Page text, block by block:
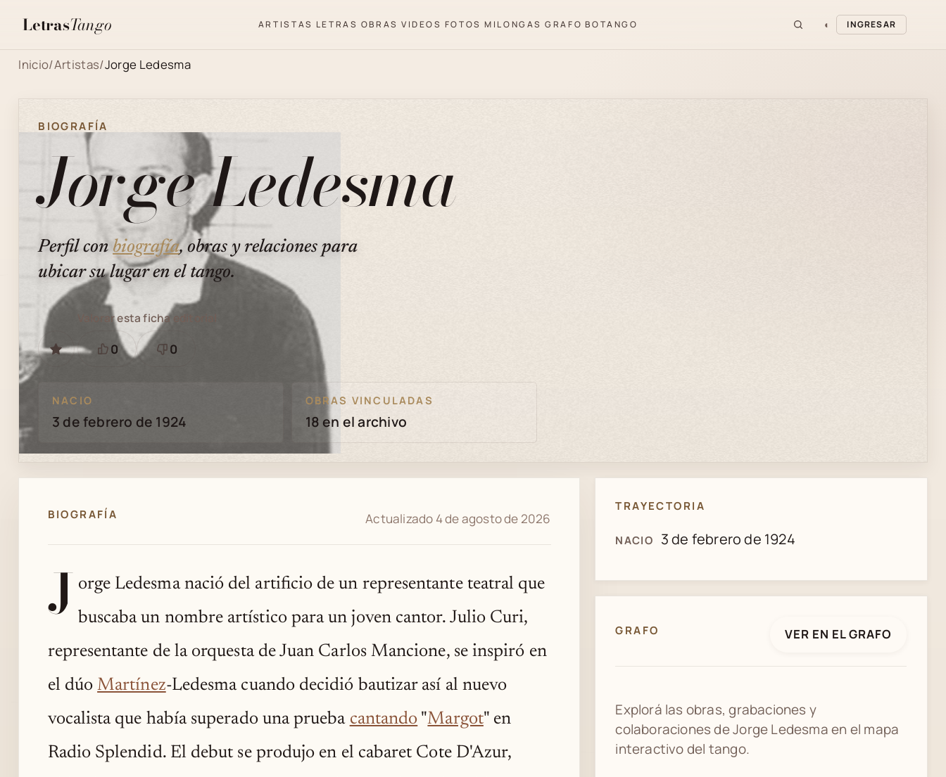
LetrasTango ARTISTAS LETRAS OBRAS VIDEOS FOTOS MILONGAS GRAFO BOTANGO ◐ INGRESAR
Inicio/Artistas/Jorge Ledesma
BIOGRAFÍA
Jorge Ledesma
Perfil con biografía, obras y relaciones para
ubicar su lugar en el tango.
GUARDAR
Valorar esta ficha editorial
Está
0
Necesita
0
NACIO
3 de febrero de 1924
OBRAS VINCULADAS
18 en el archivo
BIOGRAFÍA Actualizado 4 de agosto de 2026
J orge Ledesma nació del artificio de un representante teatral que
buscaba un nombre artístico para un joven cantor. Julio Curi,
representante de la orquesta de Juan Carlos Mancione, se inspiró en
el dúoMartínez-Ledesma cuando decidió bautizar así al nuevo
vocalista que había superado una prueba cantando "Margot" en
Radio Splendid. El debut se produjo en el cabaret Cote D'Azur,
TRAYECTORIA
NACIO 3 de febrero de 1924
GRAFO VER EN EL GRAFO
Explorá las obras, grabaciones y
colaboraciones de Jorge Ledesma en el mapa
interactivo del tango.